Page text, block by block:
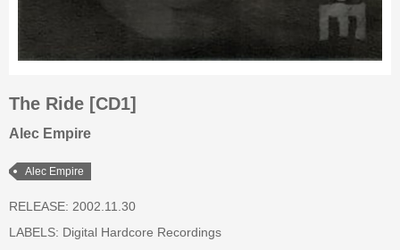
The Ride [CD1]
Alec Empire
Alec Empire
RELEASE: 2002.11.30
LABELS: Digital Hardcore Recordings